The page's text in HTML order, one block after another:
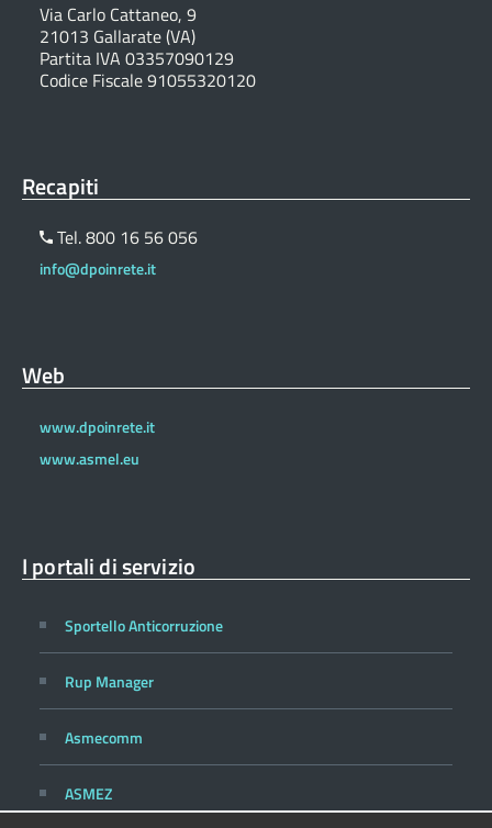
Via Carlo Cattaneo, 9
21013 Gallarate (VA)
Partita IVA 03357090129
Codice Fiscale 91055320120
Recapiti
Tel. 800 16 56 056
info@dpoinrete.it
Web
www.dpoinrete.it
www.asmel.eu
I portali di servizio
Sportello Anticorruzione
Rup Manager
Asmecomm
ASMEZ